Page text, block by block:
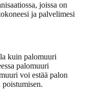
joissa on
ja palvelimesi
kuin palomuuri
palomuuri
voi estää palon